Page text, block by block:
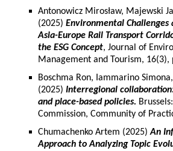
Antonowicz Mirosław, Majewski
(2025) Environmental Challenges
Asia-Europe Rail Transport
the ESG Concept, Journal of
Management and Tourism, 16(3),
Boschma Ron, Iammarino
(2025) Interregional
and place-based policies.
Commission, Community of
Chumachenko Artem (2025)An
Approach to Analyzing Topic